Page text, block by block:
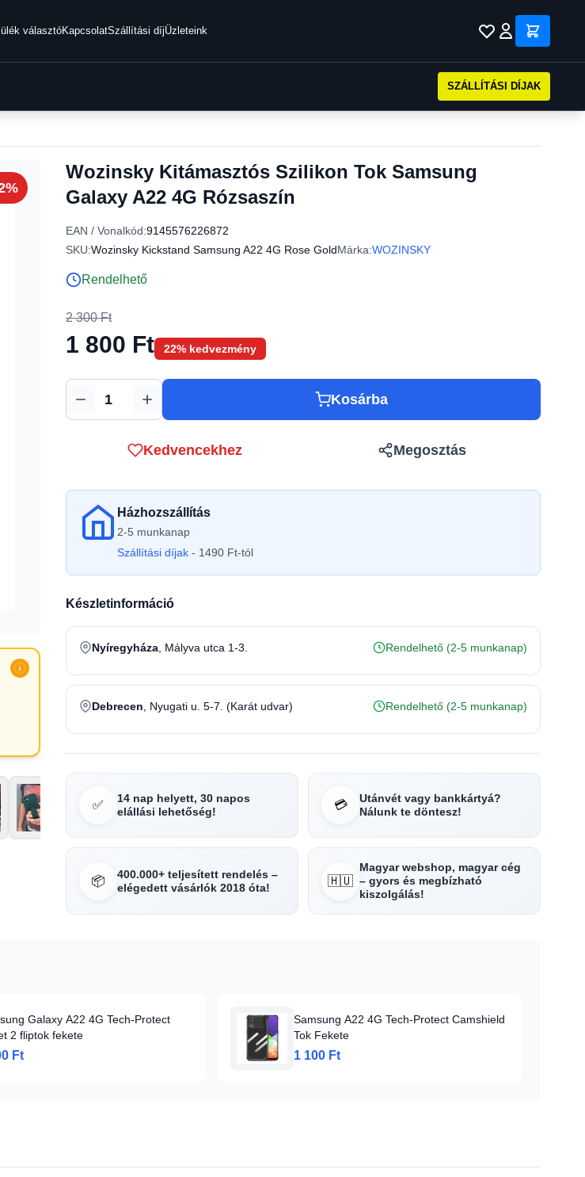
választóKapcsolatSzállítási díjÜzleteink
SZÁLLÍTÁSI DÍJAK
Wozinsky Kitámasztós Szilikon Tok Samsung
Galaxy A22 4G Rózsaszín
EAN / Vonalkód:9145576226872
SKU:Wozinsky Kickstand Samsung A22 4G Rose GoldMárka:WOZINSKY
Rendelhető
2 300 Ft
1 800 Ft 22% kedvezmény
Mennyiség Kosárba
Kedvencekhez Megosztás
Házhozszállítás
2-5 munkanap
Szállítási díjak - 1490 Ft-tól
Készletinformáció
Nyíregyháza , Mályva utca 1-3. Rendelhető (2-5 munkanap)
Debrecen , Nyugati u. 5-7. (Karát udvar) Rendelhető (2-5 munkanap)
✅
14 nap helyett, 30 napos
elállási lehetőség!
💳
Utánvét vagy bankkártyá?
Nálunk te döntesz!
📦
400.000+ teljesített rendelés –
elégedett vásárlók 2018 óta!
🇭🇺
Magyar webshop, magyar cég
– gyors és megbízható
kiszolgálás!
Galaxy A22 4G Tech-Protect
2 fliptok fekete
Ft
Samsung A22 4G Tech-Protect Camshield
Tok Fekete
1 100 Ft